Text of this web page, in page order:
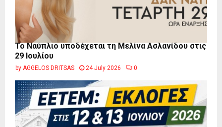
Το Ναύπλιο υποδέχεται τη Μελίνα Ασλανίδου στις
29 Ιουλίου
by AGGELOS DRITSAS 24 July 2026 0